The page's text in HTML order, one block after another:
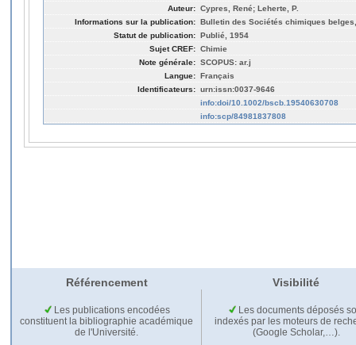
Auteur: Cypres, René; Leherte, P.
Informations sur la publication: Bulletin des Sociétés chimiques
Statut de publication: Publié, 1954
Sujet CREF: Chimie
Note générale: SCOPUS: ar.j
Langue: Français
Identificateurs: urn:issn:0037-9646
info:doi/10.1002/bscb.19540630708
info:scp/84981837808
Référencement Visibilité
Les publications encodées
constituent la bibliographie académique
de l'Université.
Les documents déposés
indexés par les moteurs de
(Google Scholar,…).